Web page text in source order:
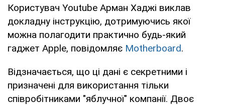
Користувач Youtube Арман Хаджі виклав
докладну інструкцію, дотримуючись якої
можна полагодити практично будь-який
гаджет Apple, повідомляє Motherboard.
Відзначається, що ці дані є секретними і
призначені для використання тільки
співробітниками "яблучної" компанії. Двоє